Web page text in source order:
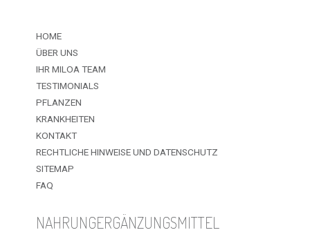
HOME
ÜBER UNS
IHR MILOA TEAM
TESTIMONIALS
PFLANZEN
KRANKHEITEN
KONTAKT
RECHTLICHE HINWEISE UND DATENSCHUTZ
SITEMAP
FAQ
NAHRUNGERGÄNZUNGSMITTEL